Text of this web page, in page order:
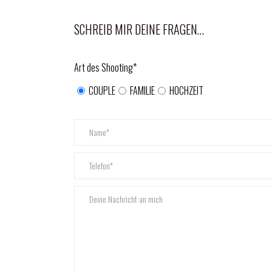
SCHREIB MIR DEINE FRAGEN…
Art des Shooting*
COUPLE
FAMILIE HOCHZEIT